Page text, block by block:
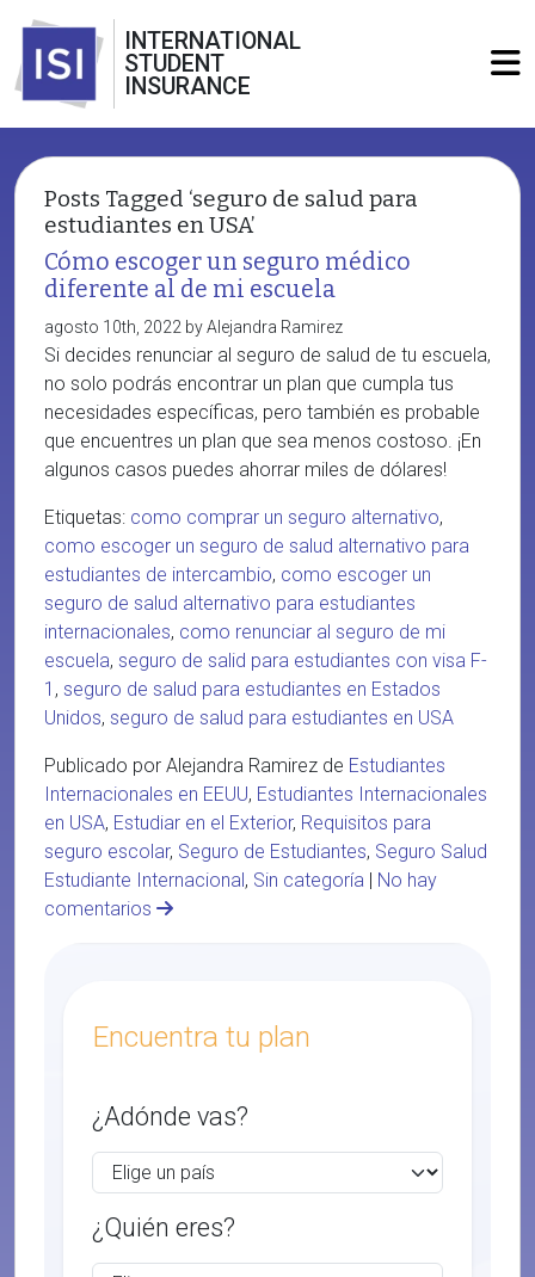
INTERNATIONAL
STUDENT
INSURANCE
Posts Tagged ‘seguro de salud para
estudiantes en USA’
Cómo escoger un seguro médico
diferente al de mi escuela
agosto 10th, 2022 by Alejandra Ramirez
Si decides renunciar al seguro de salud de tu escuela,
no solo podrás encontrar un plan que cumpla tus
necesidades específicas, pero también es probable
que encuentres un plan que sea menos costoso. ¡En
algunos casos puedes ahorrar miles de dólares!
Etiquetas: como comprar un seguro alternativo,
como escoger un seguro de salud alternativo para
estudiantes de intercambio, como escoger un
seguro de salud alternativo para estudiantes
internacionales, como renunciar al seguro de mi
escuela, seguro de salid para estudiantes con visa F-
1 , seguro de salud para estudiantes en Estados
Unidos, seguro de salud para estudiantes en USA
Publicado por Alejandra Ramirez de Estudiantes
Internacionales en EEUU, Estudiantes Internacionales
en USA, Estudiar en el Exterior, Requisitos para
seguro escolar, Seguro de Estudiantes, Seguro Salud
Estudiante Internacional, Sin categoría | No hay
comentarios
Encuentra tu plan
¿Adónde vas?
¿Quién eres?